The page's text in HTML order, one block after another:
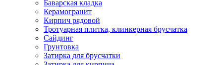
Баварская кладка
Керамогранит
Кирпич рядовой
Тротуарная плитка, клинкерная брусчатка
Сайдинг
Грунтовка
Затирка для брусчатки